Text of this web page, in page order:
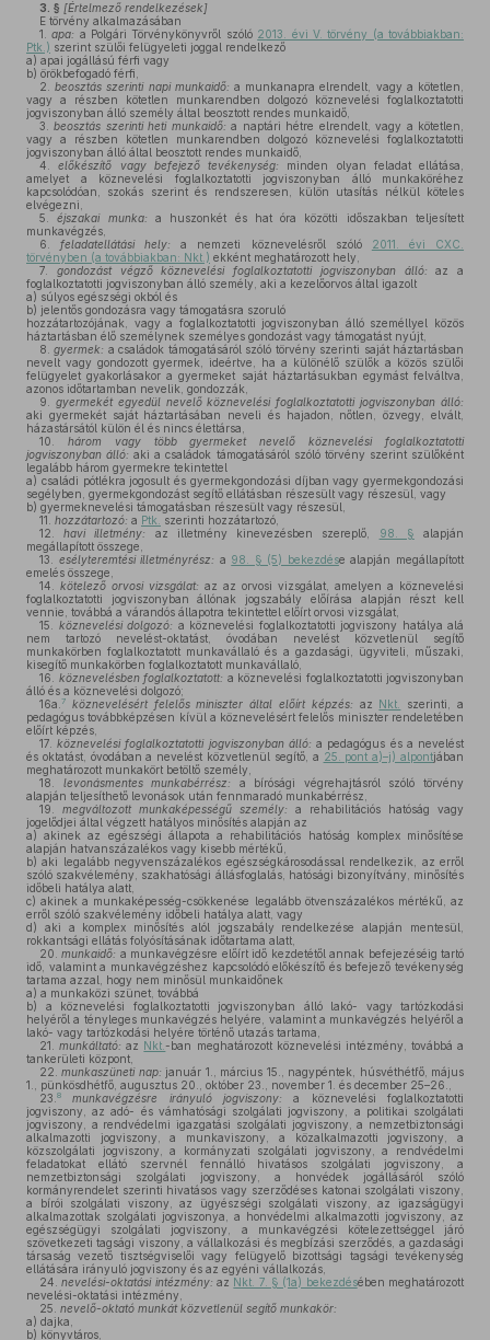
3. § [Értelmező rendelkezések]
E törvény alkalmazásában
1.
apa: a Polgári Törvénykönyvről szóló 2013. évi V. törvény (a továbbiakban:
Ptk.) szerint szülői felügyeleti joggal rendelkező
a) apai jogállású férfi vagy
b) örökbefogadó férfi,
2.
beosztás szerinti napi munkaidő: a munkanapra elrendelt, vagy a kötetlen,
vagy a részben kötetlen munkarendben dolgozó köznevelési foglalkoztatotti
jogviszonyban álló személy által beosztott rendes munkaidő,
3.
beosztás szerinti heti munkaidő: a naptári hétre elrendelt, vagy a kötetlen,
vagy a részben kötetlen munkarendben dolgozó köznevelési foglalkoztatotti
jogviszonyban álló által beosztott rendes munkaidő,
4.
előkészítő vagy befejező tevékenység: minden olyan feladat ellátása,
amelyet a köznevelési foglalkoztatotti jogviszonyban álló munkaköréhez
kapcsolódóan, szokás szerint és rendszeresen, külön utasítás nélkül köteles
elvégezni,
5.
éjszakai munka: a huszonkét és hat óra közötti időszakban teljesített
munkavégzés,
6.
feladatellátási hely: a nemzeti köznevelésről szóló 2011. évi CXC.
törvényben (a továbbiakban: Nkt.) ekként meghatározott hely,
7.
gondozást végző köznevelési foglalkoztatotti jogviszonyban álló: az a
foglalkoztatotti jogviszonyban álló személy, aki a kezelőorvos által igazolt
a) súlyos egészségi okból és
b) jelentős gondozásra vagy támogatásra szoruló
hozzátartozójának, vagy a foglalkoztatotti jogviszonyban álló személlyel közös
háztartásban élő személynek személyes gondozást vagy támogatást nyújt,
8.
gyermek: a családok támogatásáról szóló törvény szerinti saját háztartásban
nevelt vagy gondozott gyermek, ideértve, ha a különélő szülők a közös szülői
felügyelet gyakorlásakor a gyermeket saját háztartásukban egymást felváltva,
azonos időtartamban nevelik, gondozzák,
9.
gyermekét egyedül nevelő köznevelési foglalkoztatotti jogviszonyban álló:
aki gyermekét saját háztartásában neveli és hajadon, nőtlen, özvegy, elvált,
házastársától külön él és nincs élettársa,
10.
három vagy több gyermeket nevelő köznevelési foglalkoztatotti
jogviszonyban álló: aki a családok támogatásáról szóló törvény szerint szülőként
legalább három gyermekre tekintettel
a) családi pótlékra jogosult és gyermekgondozási díjban vagy gyermekgondozási
segélyben, gyermekgondozást segítő ellátásban részesült vagy részesül, vagy
b) gyermeknevelési támogatásban részesült vagy részesül,
11. hozzátartozó: a Ptk.
szerinti hozzátartozó,
12.
havi illetmény: az illetmény kinevezésben szereplő, 98. § alapján
megállapított összege,
13.
esélyteremtési illetményrész: a 98. § (5) bekezdése alapján megállapított
emelés összege,
14.
kötelező orvosi vizsgálat: az az orvosi vizsgálat, amelyen a köznevelési
foglalkoztatotti jogviszonyban állónak jogszabály előírása alapján részt kell
vennie, továbbá a várandós állapotra tekintettel előírt orvosi vizsgálat,
15.
köznevelési dolgozó: a köznevelési foglalkoztatotti jogviszony hatálya alá
nem tartozó nevelést-oktatást, óvodában nevelést közvetlenül segítő
munkakörben foglalkoztatott munkavállaló és a gazdasági, ügyviteli, műszaki,
kisegítő munkakörben foglalkoztatott munkavállaló,
16.
köznevelésben foglalkoztatott: a köznevelési foglalkoztatotti jogviszonyban
álló és a köznevelési dolgozó;
16a. 7 köznevelésért felelős miniszter által előírt képzés: az Nkt.
szerinti, a
pedagógus továbbképzésen kívül a köznevelésért felelős miniszter rendeletében
előírt képzés,
17.
köznevelési foglalkoztatotti jogviszonyban álló: a pedagógus és a nevelést
és oktatást, óvodában a nevelést közvetlenül segítő, a 25. pont a)–j) alpontjában
meghatározott munkakört betöltő személy,
18.
levonásmentes munkabérrész: a bírósági végrehajtásról szóló törvény
alapján teljesíthető levonások után fennmaradó munkabérrész,
19.
megváltozott munkaképességű személy: a rehabilitációs hatóság vagy
jogelődjei által végzett hatályos minősítés alapján az
a) akinek az egészségi állapota a rehabilitációs hatóság komplex minősítése
alapján hatvanszázalékos vagy kisebb mértékű,
b) aki legalább negyvenszázalékos egészségkárosodással rendelkezik, az erről
szóló szakvélemény, szakhatósági állásfoglalás, hatósági bizonyítvány, minősítés
időbeli hatálya alatt,
c) akinek a munkaképesség-csökkenése legalább ötvenszázalékos mértékű, az
erről szóló szakvélemény időbeli hatálya alatt, vagy
d) aki a komplex minősítés alól jogszabály rendelkezése alapján mentesül,
rokkantsági ellátás folyósításának időtartama alatt,
20.
munkaidő: a munkavégzésre előírt idő kezdetétől annak befejezéséig tartó
idő, valamint a munkavégzéshez kapcsolódó előkészítő és befejező tevékenység
tartama azzal, hogy nem minősül munkaidőnek
a) a munkaközi szünet, továbbá
b) a köznevelési foglalkoztatotti jogviszonyban álló lakó- vagy tartózkodási
helyéről a tényleges munkavégzés helyére, valamint a munkavégzés helyéről a
lakó- vagy tartózkodási helyére történő utazás tartama,
21.
munkáltató: az Nkt.-ban meghatározott köznevelési intézmény, továbbá a
tankerületi központ,
22.
munkaszüneti nap: január 1., március 15., nagypéntek, húsvéthétfő, május
1., pünkösdhétfő, augusztus 20., október 23., november 1. és december 25–26.,
23. 8 munkavégzésre irányuló jogviszony: a köznevelési foglalkoztatotti
jogviszony, az adó- és vámhatósági szolgálati jogviszony, a politikai szolgálati
jogviszony, a rendvédelmi igazgatási szolgálati jogviszony, a nemzetbiztonsági
alkalmazotti jogviszony, a munkaviszony, a közalkalmazotti jogviszony, a
közszolgálati jogviszony, a kormányzati szolgálati jogviszony, a rendvédelmi
feladatokat ellátó szervnél fennálló hivatásos szolgálati jogviszony, a
nemzetbiztonsági szolgálati jogviszony, a honvédek jogállásáról szóló
kormányrendelet szerinti hivatásos vagy szerződéses katonai szolgálati viszony,
a bírói szolgálati viszony, az ügyészségi szolgálati viszony, az igazságügyi
alkalmazottak szolgálati jogviszonya, a honvédelmi alkalmazotti jogviszony, az
egészségügyi szolgálati jogviszony, a munkavégzési kötelezettséggel járó
szövetkezeti tagsági viszony, a vállalkozási és megbízási szerződés, a gazdasági
társaság vezető tisztségviselői vagy felügyelő bizottsági tagsági tevékenység
ellátására irányuló jogviszony és az egyéni vállalkozás,
24.
nevelési-oktatási intézmény: az Nkt. 7. § (1a) bekezdésében meghatározott
nevelési-oktatási intézmény,
25. nevelő-oktató munkát közvetlenül segítő munkakör:
a) dajka,
b) könyvtáros,